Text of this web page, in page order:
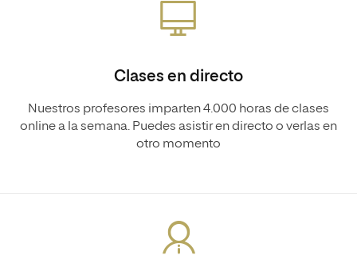
Clases en directo
Nuestros profesores imparten 4.000 horas de clases
online a la semana. Puedes asistir en directo o verlas en
otro momento